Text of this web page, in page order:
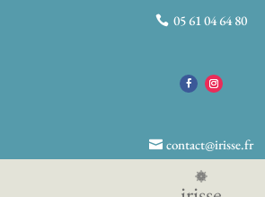
05 61 04 64 80
contact@irisse.fr